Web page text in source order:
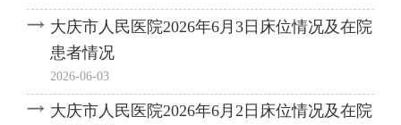
大庆市人民医院2026年6月3日床位情况及在院
患者情况
2026-06-03
大庆市人民医院2026年6月2日床位情况及在院